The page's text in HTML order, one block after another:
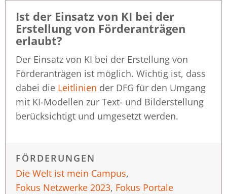
Ist der Einsatz von KI bei der
Erstellung von Förderanträgen
erlaubt?
Der Einsatz von KI bei der Erstellung von
Förderanträgen ist möglich. Wichtig ist, dass
dabei die Leitlinien der DFG für den Umgang
mit KI-Modellen zur Text- und Bilderstellung
berücksichtigt und umgesetzt werden.
FÖRDERUNGEN
Die Welt ist mein Campus,
Fokus Netzwerke 2023, Fokus Portale